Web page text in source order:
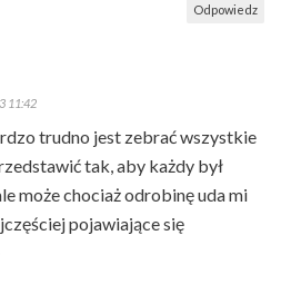
Odpowiedz
11:42
trudno jest zebrać wszystkie
tak, aby każdy był
może chociaż odrobinę uda mi
pojawiające się